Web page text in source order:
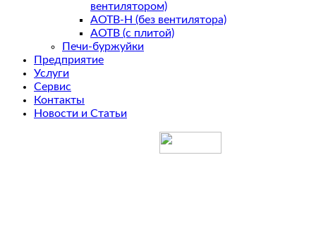
вентилятором)
АОТВ-Н (без вентилятора)
АОТВ (с плитой)
Печи-буржуйки
Предприятие
Услуги
Сервис
Контакты
Новости и Статьи